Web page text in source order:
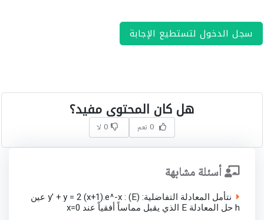
سجل الدخول لتستطيع الإجابة
هل كان المحتوى مفيد؟
0 نعم 0 لا
أسئلة مشابهة
نتأمل المعادلة التفاضلية: (E) : y’ + y = 2 (x+1).e^-x عين
h حل المعادلة E الذي يقبل مماساً أفقياً عند x=0